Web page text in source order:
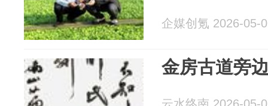
企媒创氪 2026-05-
金房古道旁